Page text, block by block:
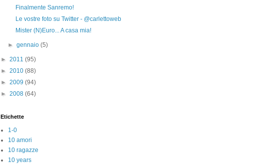
Finalmente Sanremo!
Le vostre foto su Twitter - @carlettoweb
Mister (N)Euro... A casa mia!
►gennaio(5)
► 2011 (95)
► 2010 (88)
► 2009 (94)
► 2008 (64)
Etichette
1-0
10 amori
10 ragazze
10 years